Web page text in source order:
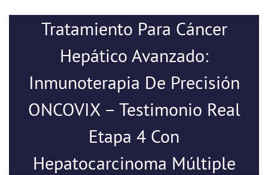
Tratamiento Para Cáncer
Hepático Avanzado:
Inmunoterapia De Precisión
ONCOVIX – Testimonio Real
Etapa 4 Con
Hepatocarcinoma Múltiple